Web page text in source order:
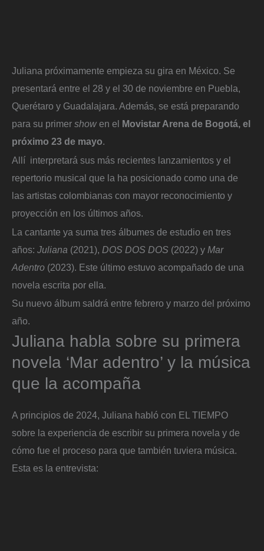
Juliana próximamente empieza su gira en México. Se
presentará entre el 28 y el 30 de noviembre en Puebla,
Querétaro y Guadalajara. Además, se está preparando
para su primer show en el
Movistar Arena de Bogotá, el
próximo 23 de mayo.
Allí interpretará sus más recientes lanzamientos y el
repertorio musical que la ha posicionado como una de
las artistas colombianas con mayor reconocimiento y
proyección en los últimos años.
La cantante ya suma tres álbumes de estudio en tres
años: Juliana (2021), DOS DOS DOS (2022) y Mar
Adentro (2023). Este último estuvo acompañado de una
novela escrita por ella.
Su nuevo álbum saldrá entre febrero y marzo del próximo
año.
Juliana habla sobre su primera
novela ‘Mar adentro’ y la música
que la acompaña
A principios de 2024, Juliana habló con EL TIEMPO
sobre la experiencia de escribir su primera novela y de
cómo fue el proceso para que también tuviera música.
Esta es la entrevista: